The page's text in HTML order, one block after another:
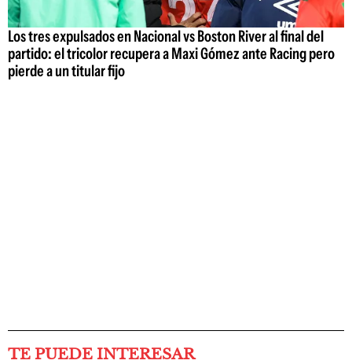
Los tres expulsados en Nacional vs Boston River al final del
partido: el tricolor recupera a Maxi Gómez ante Racing pero
pierde a un titular fijo
TE PUEDE INTERESAR